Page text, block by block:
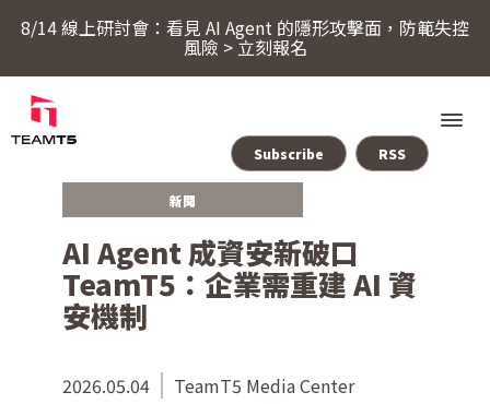
8/14 線上研討會：看見 AI Agent 的隱形攻擊面，防範失控
風險 > 立刻報名
產業方案
新聞
Subscribe RSS
AI Agent 成資安新破口
TeamT5：企業需重建 AI 資
安機制
2026.05.04 TeamT5 Media Center